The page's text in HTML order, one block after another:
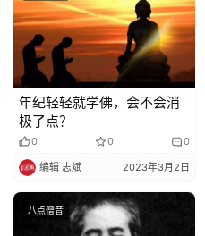
年纪轻轻就学佛，会不会消
极了点？
0 0 0
编辑 志斌 2023年3月2日
八点僧音